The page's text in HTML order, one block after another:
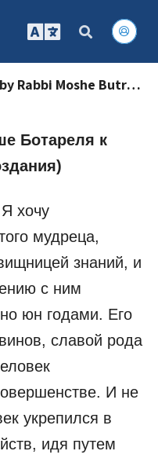
Preface by Rabbi Moshe Butryl to the Book of Yetzira
Ботареля к
хочу
мудреца,
знаний, и
с ним
юн годами. Его
славой рода
И не
укрепился в
идя путем